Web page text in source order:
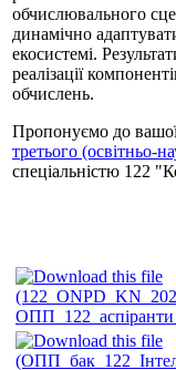
обчислювального
динамічно
екосистемі.
реалізації
обчислень.
Пропонуємо до
третього (освітньо-
спеціальністю 122